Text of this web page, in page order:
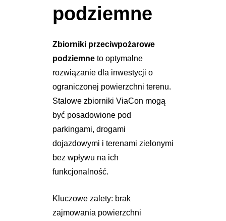
podziemne
Zbiorniki przeciwpożarowe
podziemne to optymalne
rozwiązanie dla inwestycji o
ograniczonej powierzchni terenu.
Stalowe zbiorniki ViaCon mogą
być posadowione pod
parkingami, drogami
dojazdowymi i terenami zielonymi
bez wpływu na ich
funkcjonalność.
Kluczowe zalety: brak
zajmowania powierzchni